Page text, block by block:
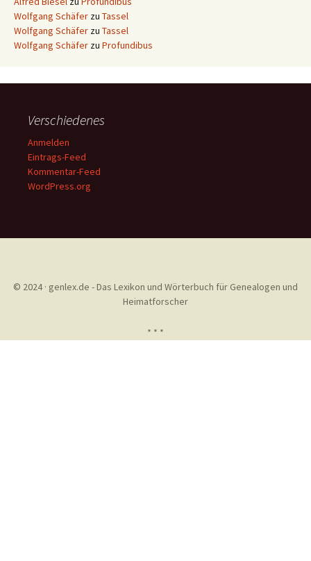
Wolfgang Schäfer zu Tassel
Wolfgang Schäfer zu Tassel
Wolfgang Schäfer zu Profundibus
Verschiedenes
Anmelden
Eintrags-Feed
Kommentar-Feed
WordPress.org
© 2024 · genlex.de - Das Lexikon und Wörterbuch für Genealogen und
Heimatforscher
* * *